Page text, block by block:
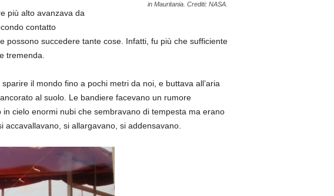
in Mauritania. Crediti: NASA.
più alto avanzava da
contatto
possono succedere tante cose. Infatti, fu più che sufficiente
tremenda.
il mondo fino a pochi metri da noi, e buttava all’aria
al suolo. Le bandiere facevano un rumore
cielo enormi nubi che sembravano di tempesta ma erano
si allargavano, si addensavano.